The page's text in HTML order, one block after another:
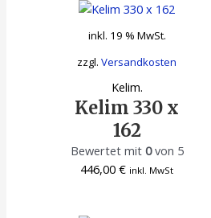
inkl. 19 % MwSt.
zzgl.Versandkosten
Kelim.
Kelim 330 x
162
Bewertet mit 0von 5
446,00€ inkl. MwSt